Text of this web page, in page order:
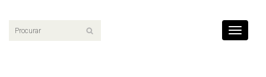
Toggle